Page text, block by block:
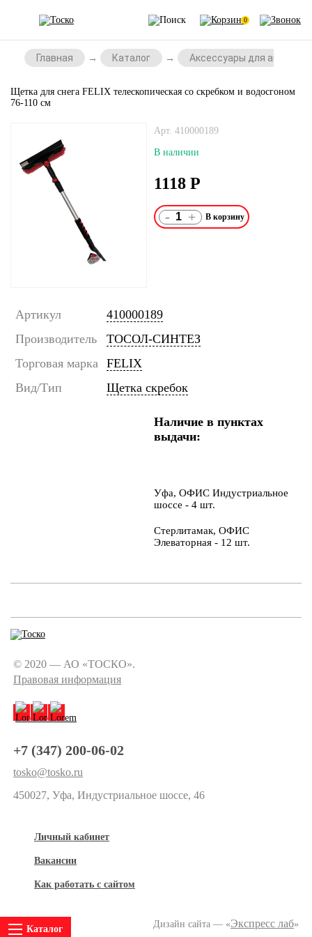
0
Главная Каталог Аксессуары для
Щетка для снега FELIX телескопическая со скребком и водосгоном
76-110 см
Арт. 410000189
В наличии
1118 Р
- +
Артикул
410000189
Производитель
ТОСОЛ-СИНТЕЗ
Торговая марка FELIX
Вид/Тип
Щетка скребок
Наличие в пунктах
выдачи:
Уфа, ОФИС Индустриальное
шоссе - 4 шт.
Стерлитамак, ОФИС
Элеваторная - 12 шт.
© 2020 — АО «ТОСКО».
Правовая информация
+7 (347) 200-06-02
tosko@tosko.ru
450027, Уфа, Индустриальное шоссе, 46
Личный кабинет
Вакансии
Как работать с сайтом
Дизайн сайта — «Экспресс лаб»
Каталог